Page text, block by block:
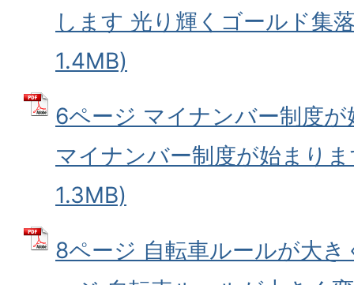
します 光り輝くゴールド集
1.4MB)
6ページ マイナンバー制度
マイナンバー制度が始まり
1.3MB)
8ページ 自転車ルールが大